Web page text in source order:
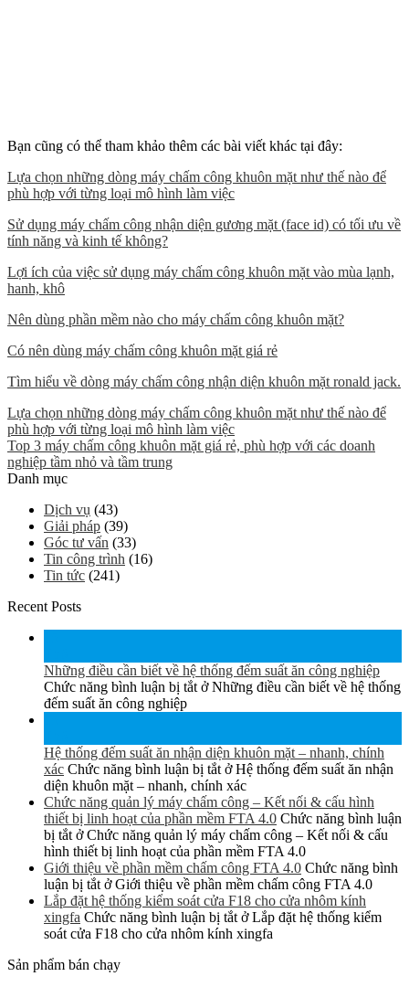
Bạn cũng có thể tham khảo thêm các bài viết khác tại đây:
Lựa chọn những dòng máy chấm công khuôn mặt như thế nào để
phù hợp với từng loại mô hình làm việc
Sử dụng máy chấm công nhận diện gương mặt (face id) có tối ưu về
tính năng và kinh tế không?
Lợi ích của việc sử dụng máy chấm công khuôn mặt vào mùa lạnh,
hanh, khô
Nên dùng phần mềm nào cho máy chấm công khuôn mặt?
Có nên dùng máy chấm công khuôn mặt giá rẻ
Tìm hiểu về dòng máy chấm công nhận diện khuôn mặt ronald jack.
Lựa chọn những dòng máy chấm công khuôn mặt như thế nào để
phù hợp với từng loại mô hình làm việc
Top 3 máy chấm công khuôn mặt giá rẻ, phù hợp với các doanh
nghiệp tầm nhỏ và tầm trung
Danh mục
Dịch vụ (43)
Giải pháp (39)
Góc tư vấn (33)
Tin công trình (16)
Tin tức (241)
Recent Posts
Những điều cần biết về hệ thống đếm suất ăn công nghiệp
Chức năng bình luận bị tắt ở Những điều cần biết về hệ thống
đếm suất ăn công nghiệp
Hệ thống đếm suất ăn nhận diện khuôn mặt – nhanh, chính
xác Chức năng bình luận bị tắt ở Hệ thống đếm suất ăn nhận
diện khuôn mặt – nhanh, chính xác
Chức năng quản lý máy chấm công – Kết nối & cấu hình
thiết bị linh hoạt của phần mềm FTA 4.0 Chức năng bình luận
bị tắt ở Chức năng quản lý máy chấm công – Kết nối & cấu
hình thiết bị linh hoạt của phần mềm FTA 4.0
Giới thiệu về phần mềm chấm công FTA 4.0 Chức năng bình
luận bị tắt ở Giới thiệu về phần mềm chấm công FTA 4.0
Lắp đặt hệ thống kiểm soát cửa F18 cho cửa nhôm kính
xingfa Chức năng bình luận bị tắt ở Lắp đặt hệ thống kiểm
soát cửa F18 cho cửa nhôm kính xingfa
Sản phẩm bán chạy